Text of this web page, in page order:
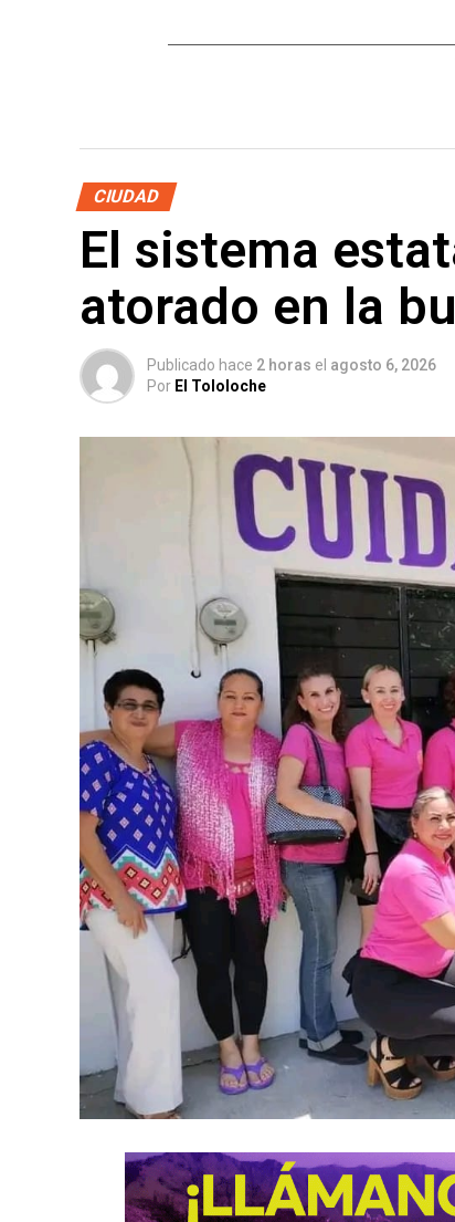
CIUDAD
El sistema
atorado en la
Publicado hace 2 horas el agosto 6, 2026
Por El Tololoche